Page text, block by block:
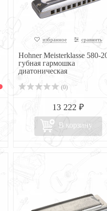
избранное сравнить
Hohner Meisterklasse 580-
губная гармошка
диатоническая
(0)
13 222 ₽
В корзину